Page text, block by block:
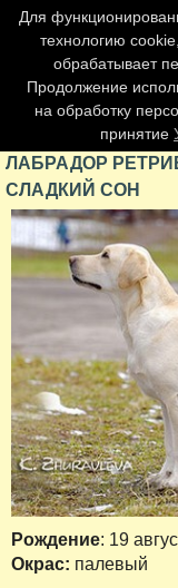
Главная
Обновления
Контакты
Персоналии
Форум
ЛАБРАДОР
СЛАДКИЙ СОН
Рождение: 19
Окрас: палевый
Для
технологию
обрабатывает
Продолжение
на обработку
принятие